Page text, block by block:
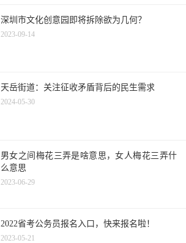
深圳市文化创意园即将拆除欲为几何？
2023-09-14
天岳街道：关注征收矛盾背后的民生需求
2024-05-30
男女之间梅花三弄是啥意思，女人梅花三弄什
么意思
2023-06-29
2022省考公务员报名入口，快来报名啦！
2023-05-21